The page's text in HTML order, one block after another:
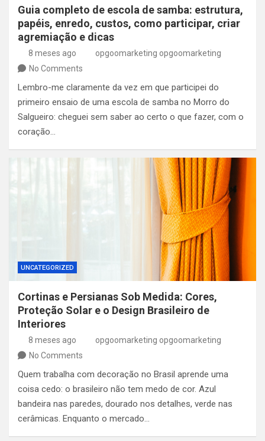
Guia completo de escola de samba: estrutura,
papéis, enredo, custos, como participar, criar
agremiação e dicas
8 meses ago
opgoomarketing opgoomarketing
No Comments
Lembro-me claramente da vez em que participei do
primeiro ensaio de uma escola de samba no Morro do
Salgueiro: cheguei sem saber ao certo o que fazer, com o
coração…
UNCATEGORIZED
Cortinas e Persianas Sob Medida: Cores,
Proteção Solar e o Design Brasileiro de
Interiores
8 meses ago
opgoomarketing opgoomarketing
No Comments
Quem trabalha com decoração no Brasil aprende uma
coisa cedo: o brasileiro não tem medo de cor. Azul
bandeira nas paredes, dourado nos detalhes, verde nas
cerâmicas. Enquanto o mercado…